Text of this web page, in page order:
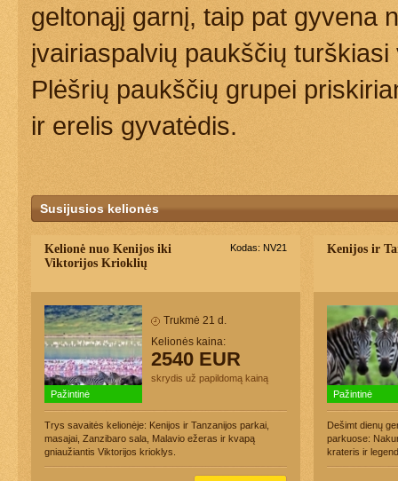
geltonąjį garnį, taip pat gyvena
įvairiaspalvių paukščių
Plėšrių paukščių grupei
ir erelis gyvatėdis.
Susijusios kelionės
Kelionė nuo Kenijos iki
Viktorijos Krioklių
Kodas: NV21
Pažintinė
Trukmė 21 d.
Kelionės kaina:
2540 EUR
skrydis už papildomą kainą
Trys savaitės kelionėje: Kenijos ir Tanzanijos parkai,
masajai, Zanzibaro sala, Malavio ežeras ir kvapą
gniaužiantis Viktorijos krioklys.
Kenijos ir
Pažintinė
Dešimt dienų
parkuose:
krateris ir